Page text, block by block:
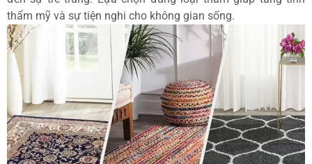
thẩm mỹ và sự tiện nghi cho không gian sống.